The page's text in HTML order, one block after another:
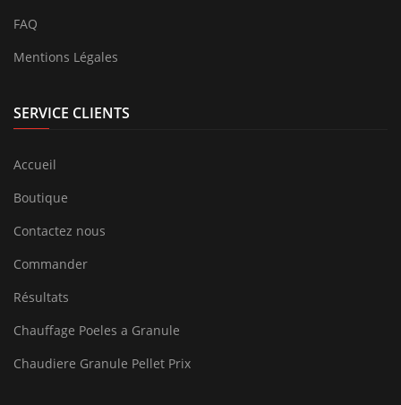
FAQ
Mentions Légales
SERVICE CLIENTS
Accueil
Boutique
Contactez nous
Commander
Résultats
Chauffage Poeles a Granule
Chaudiere Granule Pellet Prix